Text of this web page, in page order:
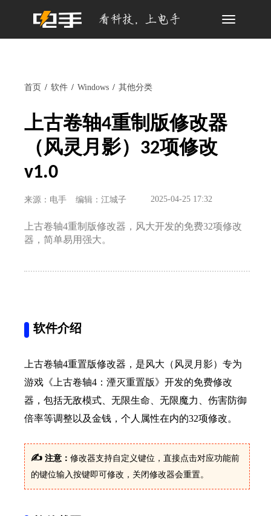
Toggle
首页 软件 Windows 其他分类
上古卷轴4重制版修改器
（风灵月影）32项修改
v1.0
来源：电手 编辑：江城子 2025-04-25 17:32
上古卷轴4重制版修改器，风大开发的免费32项修改
器，简单易用强大。
软件介绍
上古卷轴4重置版修改器，是风大（风灵月影）专为
游戏《上古卷轴4：湮灭重置版》开发的免费修改
器，包括无敌模式、无限生命、无限魔力、伤害防御
倍率等调整以及金钱，个人属性在内的32项修改。
✍ 注意： 修改器支持自定义键位，直接点击对应功能前
的键位输入按键即可修改，关闭修改器会重置。